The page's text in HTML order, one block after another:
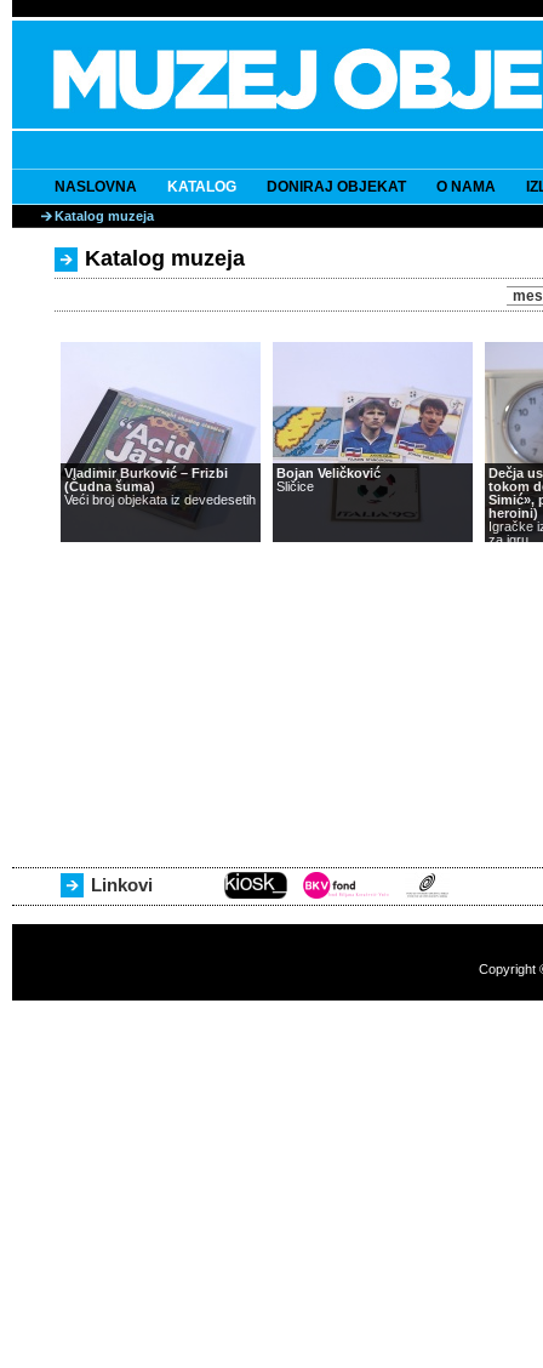
NASLOVNA KATALOG DONIRAJ OBJEKAT O NAMA
Katalog muzeja
Katalog muzeja
Vladimir Burković – Frizbi
(Čudna šuma)
Veći broj objekata iz devedesetih
Bojan Veličković
Sličice
Dečja
tokom
Simić»,
heroini)
Igračke
za igru
Linkovi
Copyright